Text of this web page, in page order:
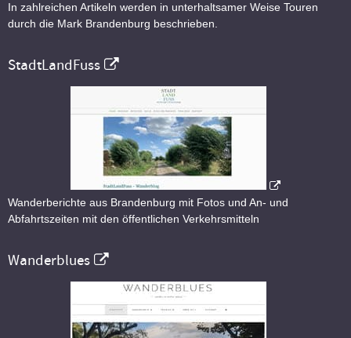
In zahlreichen Artikeln werden in unterhaltsamer Weise Touren
durch die Mark Brandenburg beschrieben.
StadtLandFuss
Wanderberichte aus Brandenburg mit Fotos und An- und
Abfahrtszeiten mit den öffentlichen Verkehrsmitteln
Wanderblues